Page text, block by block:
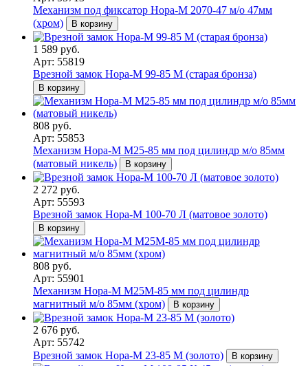
Механизм под фиксатор Нора-М 2070-47 м/о 47мм
(хром)
В корзину
1 589 руб.
Арт: 55819
Врезной замок Нора-М 99-85 M (старая бронза)
В корзину
808 руб.
Арт: 55853
Механизм Нора-М M25-85 мм под цилиндр м/о 85мм
(матовый никель)
В корзину
2 272 руб.
Арт: 55593
Врезной замок Нора-М 100-70 Л (матовое золото)
В корзину
808 руб.
Арт: 55901
Механизм Нора-М М25М-85 мм под цилиндр
магнитный м/о 85мм (хром)
В корзину
2 676 руб.
Арт: 55742
Врезной замок Нора-М 23-85 М (золото)
В корзину